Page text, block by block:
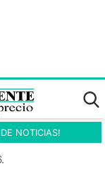
NOTICIAS!